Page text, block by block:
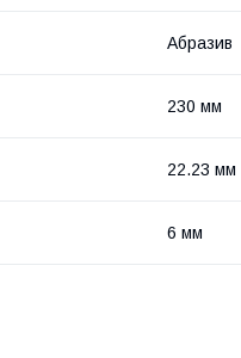
Абразив
230 мм
22.23 мм
6 мм